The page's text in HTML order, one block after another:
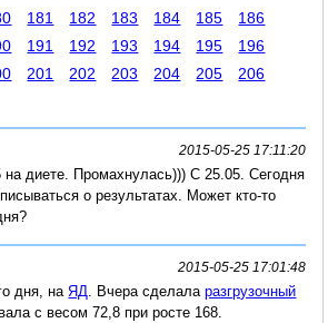
181 182 183 184 185
186
191 192 193 194 195
196
201 202 203 204 205
206
2015-05-25 17:11:20
на диете. Промахнулась))) С 25.05. Сегодня
о результатах. Может кто-то
2015-05-25 17:01:48
дня, на ЯД . Вчера сделаларазгрузочный
с весом 72,8 при росте 168.